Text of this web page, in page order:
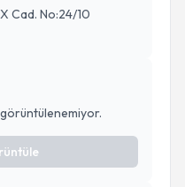
Cad. No:24/10